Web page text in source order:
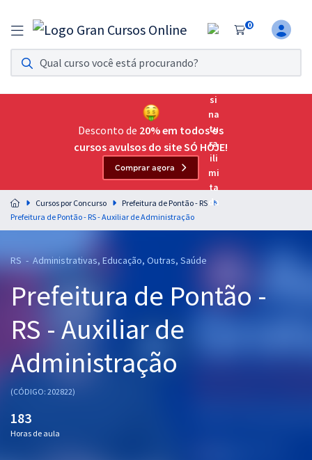
0
Assinatura Ilimitada 11
Acesso a todos os cursos. Teste grátis por 7 dias!
Assinatura OAB Até Passar
Acesso ilimitado a toda preparação para o Exame da
Residências Multiprofissionais
Preparação completa e intensiva para as principais
residências em saúde do Brasil
Cursos 20% OFF
Pós
Graduação
OAB
Mentorias
Desconto de 20% em todos os
cursos avulsos do site SÓ HOJE!
Comprar agora
Cursos por Concurso
Prefeitura de Pontão - RS
Prefeitura de Pontão - RS - Auxiliar de Administração
RS - Administrativas, Educação, Outras, Saúde
Prefeitura de Pontão -
RS - Auxiliar de
Administração
(CÓDIGO: 202822)
183
Horas de aula